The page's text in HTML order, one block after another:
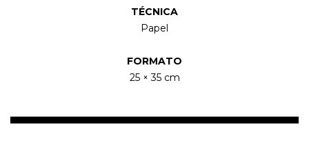
TÉCNICA
Papel
FORMATO
25 × 35 cm